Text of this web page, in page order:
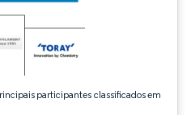
participantes classificados em